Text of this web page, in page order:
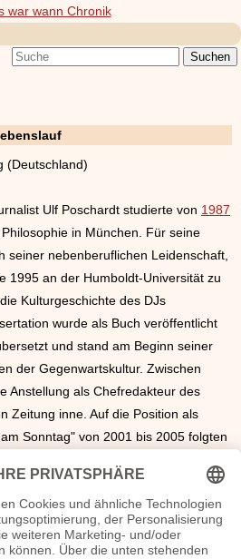
(Deutschland)
Ulf Poschardt studierte von 1987
in München. Für seine
seiner nebenberuflichen Leidenschaft,
1995 an der Humboldt-Universität zu
Kulturgeschichte des DJs
wurde als Buch veröffentlicht
und stand am Beginn seiner
der Gegenwartskultur. Zwischen
Anstellung als Chefredakteur des
Zeitung inne. Auf die Position als
Sonntag" von 2001 bis 2005 folgten
wurde ab 2009 zudem
Fassung des Musikmagazins "Rolling
"Musikexpress" und "Metal Hammer".
Vater von drei Kindern.